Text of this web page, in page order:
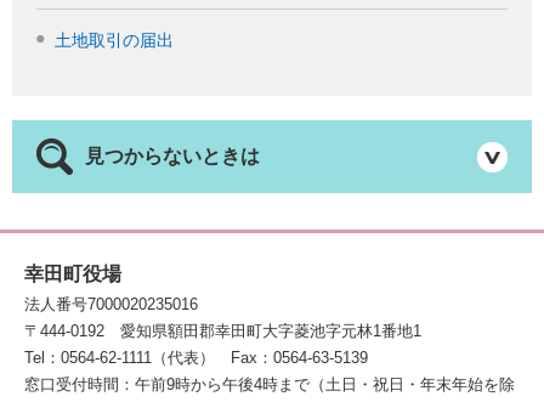
土地取引の届出
見つからないときは
幸田町役場
法人番号7000020235016
〒444-0192
愛知県額田郡幸田町大字菱池字元林1番地1
Tel：0564-62-1111（代表）
Fax：0564-63-5139
窓口受付時間：午前9時から午後4時まで（土日・祝日・年末年始を除